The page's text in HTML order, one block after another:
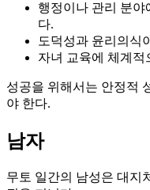
행정이나 관리 분
다.
도덕성과 윤리의식
자녀 교육에 체계적
성공을 위해서는 안정적
야 한다.
남자
무토 일간의 남성은 대지